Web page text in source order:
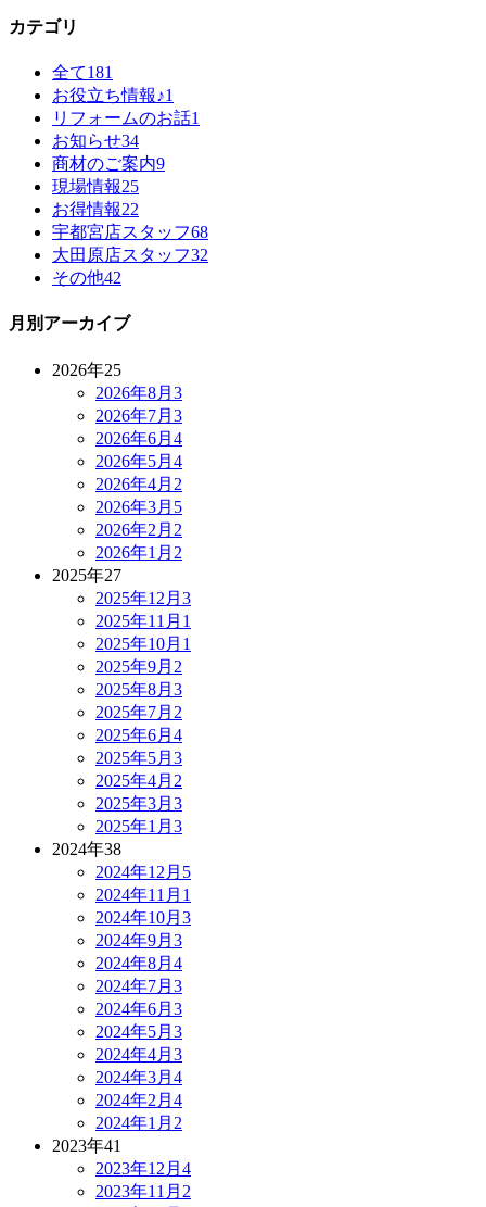
カテゴリ
全て181
お役立ち情報♪1
リフォームのお話1
お知らせ34
商材のご案内9
現場情報25
お得情報22
宇都宮店スタッフ68
大田原店スタッフ32
その他42
月別アーカイブ
2026年25
2026年8月 3
2026年7月 3
2026年6月 4
2026年5月 4
2026年4月 2
2026年3月 5
2026年2月 2
2026年1月 2
2025年27
2025年12月 3
2025年11月 1
2025年10月 1
2025年9月 2
2025年8月 3
2025年7月 2
2025年6月 4
2025年5月 3
2025年4月 2
2025年3月 3
2025年1月 3
2024年38
2024年12月 5
2024年11月 1
2024年10月 3
2024年9月 3
2024年8月 4
2024年7月 3
2024年6月 3
2024年5月 3
2024年4月 3
2024年3月 4
2024年2月 4
2024年1月 2
2023年41
2023年12月 4
2023年11月 2